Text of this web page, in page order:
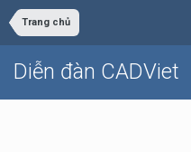
Trang chủ
Diễn đàn CADViet